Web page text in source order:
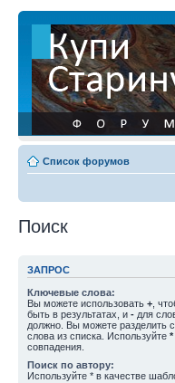
Список форумов
Поиск
ЗАПРОС
Ключевые слова:
Вы можете использовать + ,
быть в результатах, и - для
должно. Вы можете разделить
слова из списка. Используйте *
совпадения.
Поиск по автору:
Используйте * в качестве